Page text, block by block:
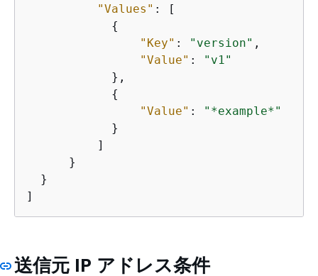
"Values" : [
{
"Key" : "version" ,
"Value" :
"v1"
            },
{
"Value" :
"*example*"
            }
          ]
      }
  }
]
送信元 IP アドレス条件